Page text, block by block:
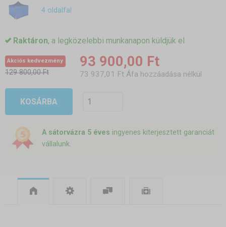
4 oldalfal
Raktáron, a legközelebbi munkanapon küldjük el
Akciós kedvezmény
129 800,00 Ft
93 900,00 Ft
73 937,01 Ft Áfa hozzáadása nélkül
KOSÁRBA
A sátorvázra 5 éves ingyenes kiterjesztett garanciát
vállalunk.